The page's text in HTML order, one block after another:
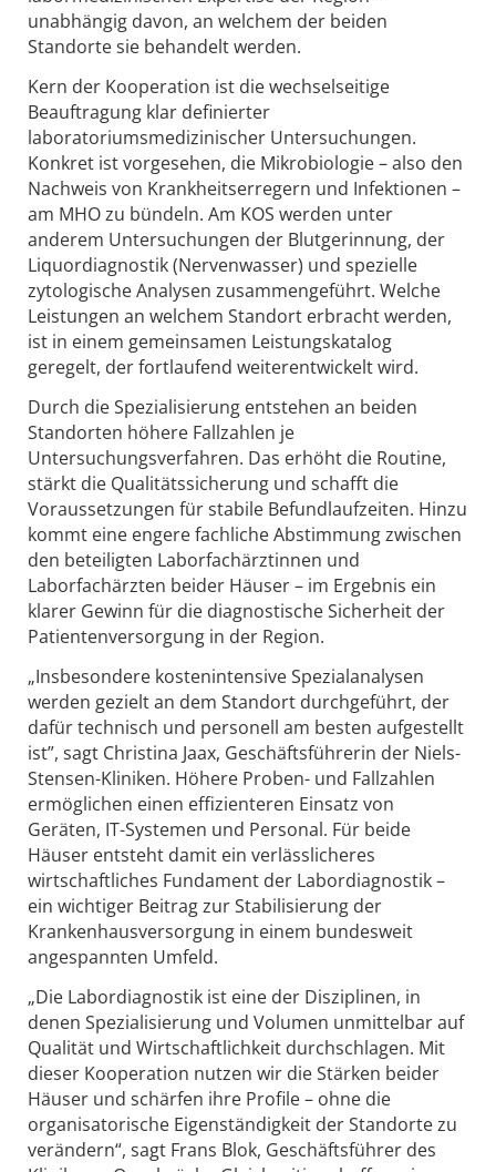
unabhängig davon, an welchem der beiden
Standorte sie behandelt werden.
Kern der Kooperation ist die wechselseitige
Beauftragung klar definierter
laboratoriumsmedizinischer Untersuchungen.
Konkret ist vorgesehen, die Mikrobiologie – also den
Nachweis von Krankheitserregern und Infektionen –
am MHO zu bündeln. Am KOS werden unter
anderem Untersuchungen der Blutgerinnung, der
Liquordiagnostik (Nervenwasser) und spezielle
zytologische Analysen zusammengeführt. Welche
Leistungen an welchem Standort erbracht werden,
ist in einem gemeinsamen Leistungskatalog
geregelt, der fortlaufend weiterentwickelt wird.
Durch die Spezialisierung entstehen an beiden
Standorten höhere Fallzahlen je
Untersuchungsverfahren. Das erhöht die Routine,
stärkt die Qualitätssicherung und schafft die
Voraussetzungen für stabile Befundlaufzeiten. Hinzu
kommt eine engere fachliche Abstimmung zwischen
den beteiligten Laborfachärztinnen und
Laborfachärzten beider Häuser – im Ergebnis ein
klarer Gewinn für die diagnostische Sicherheit der
Patientenversorgung in der Region.
„Insbesondere kostenintensive Spezialanalysen
werden gezielt an dem Standort durchgeführt, der
dafür technisch und personell am besten aufgestellt
ist”, sagt Christina Jaax, Geschäftsführerin der Niels-
Stensen-Kliniken. Höhere Proben- und Fallzahlen
ermöglichen einen effizienteren Einsatz von
Geräten, IT-Systemen und Personal. Für beide
Häuser entsteht damit ein verlässlicheres
wirtschaftliches Fundament der Labordiagnostik –
ein wichtiger Beitrag zur Stabilisierung der
Krankenhausversorgung in einem bundesweit
angespannten Umfeld.
„Die Labordiagnostik ist eine der Disziplinen, in
denen Spezialisierung und Volumen unmittelbar auf
Qualität und Wirtschaftlichkeit durchschlagen. Mit
dieser Kooperation nutzen wir die Stärken beider
Häuser und schärfen ihre Profile – ohne die
organisatorische Eigenständigkeit der Standorte zu
verändern“, sagt Frans Blok, Geschäftsführer des